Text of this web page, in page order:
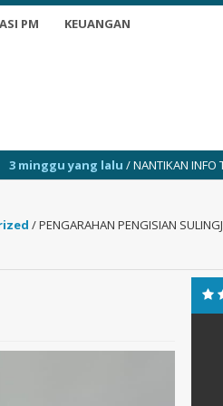
PM KEUANGAN
lalu/ NANTIKAN INFO TERKINI
/PENGARAHAN PENGISIAN